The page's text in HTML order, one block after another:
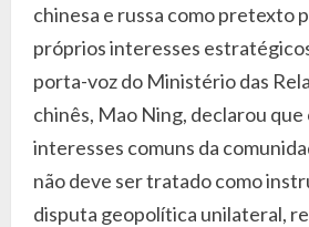
chinesa e russa como pretexto
próprios interesses
porta-voz do Ministério das
chinês, Mao Ning, declarou
interesses comuns da
não deve ser tratado como
disputa geopolítica unilateral,